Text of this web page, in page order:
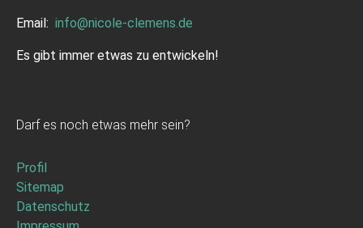
Email: info@nicole-clemens.de
Es gibt immer etwas zu entwickeln!
Darf es noch etwas mehr sein?
Profil
Sitemap
Datenschutz